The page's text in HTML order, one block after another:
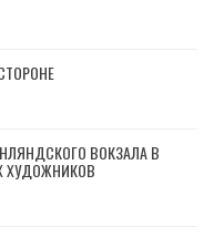
ВОКЗАЛА В
ХУДОЖНИКОВ